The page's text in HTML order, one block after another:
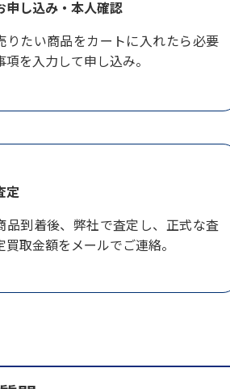
申し込み・本人確認
りたい商品をカートに入れたら必要
項を入力して申し込み。
定
品到着後、弊社で査定し、正式な査
買取金額をメールでご連絡。